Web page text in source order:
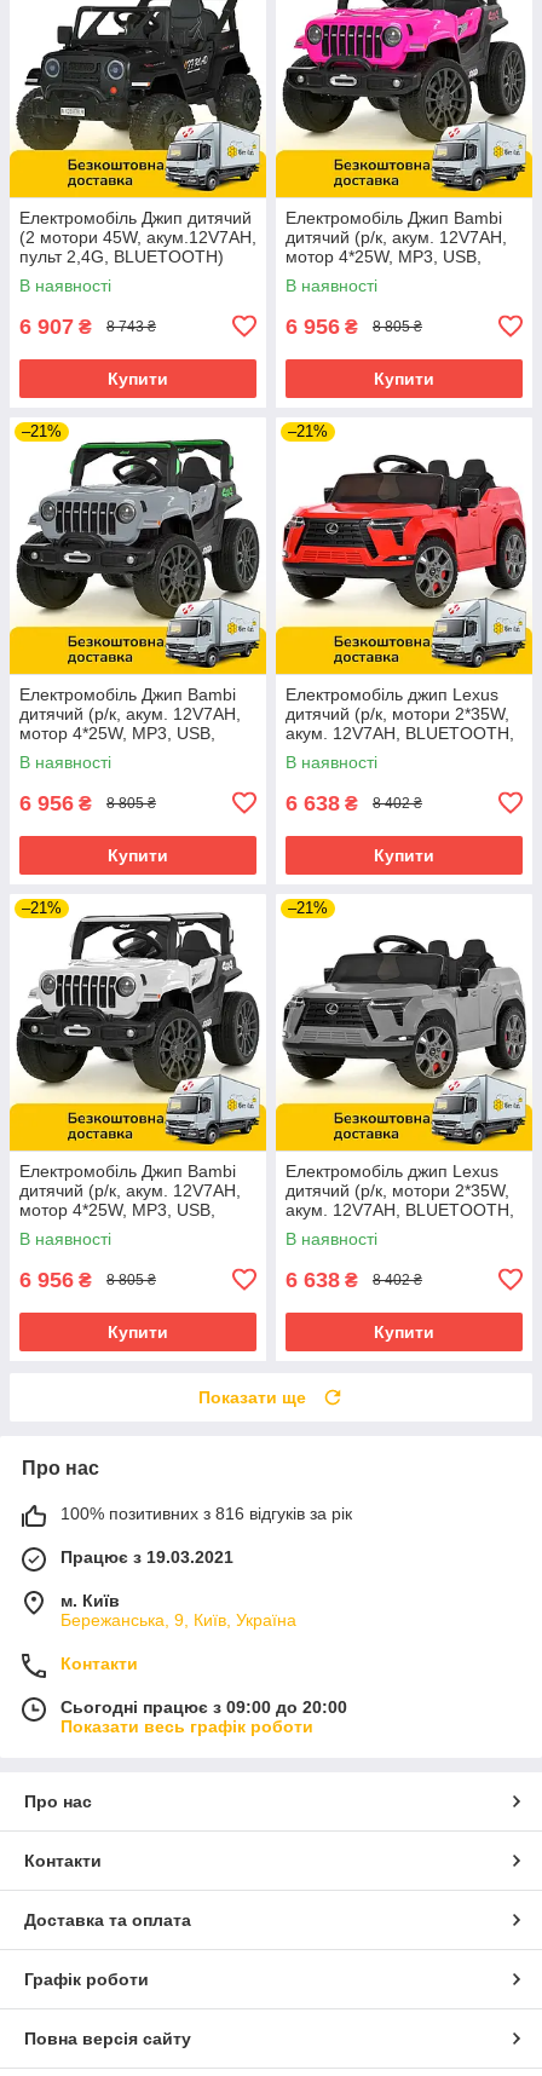
Електромобіль Джип дитячий
(2 мотори 45W, акум.12V7AH,
пульт 2,4G, BLUETOOTH)
Bambi M 6289EBLR-2 Чорний
В наявності
6 907 ₴ 8 743 ₴
Купити
Електромобіль Джип Bambi
дитячий (р/к, акум. 12V7AH,
мотор 4*25W, MP3, USB,
BLUETOOTH) M 6357EBLR-8
Рожевий
В наявності
6 956 ₴ 8 805 ₴
Купити
–21%
Електромобіль Джип Bambi
дитячий (р/к, акум. 12V7AH,
мотор 4*25W, MP3, USB,
BLUETOOTH) M 6357EBLR-
11 Сірий
В наявності
6 956 ₴ 8 805 ₴
Купити
–21%
Електромобіль джип Lexus
дитячий (р/к, мотори 2*35W,
акум. 12V7AH, BLUETOOTH,
MP3, USB) Bambi M
6410EBLR-3 Червоний
В наявності
6 638 ₴ 8 402 ₴
Купити
–21%
Електромобіль Джип Bambi
дитячий (р/к, акум. 12V7AH,
мотор 4*25W, MP3, USB,
BLUETOOTH) M 6357EBLR-1
Білий
В наявності
6 956 ₴ 8 805 ₴
Купити
–21%
Електромобіль джип Lexus
дитячий (р/к, мотори 2*35W,
акум. 12V7AH, BLUETOOTH,
MP3, USB) Bambi M
6410EBLR-11 Сірий
В наявності
6 638 ₴ 8 402 ₴
Купити
Показати ще
Про нас
100% позитивних з 816 відгуків за рік
Працює з 19.03.2021
м. Київ
Бережанська, 9, Київ, Україна
Контакти
Сьогодні працює з 09:00 до 20:00
Показати весь графік роботи
Про нас
Контакти
Доставка та оплата
Графік роботи
Повна версія сайту